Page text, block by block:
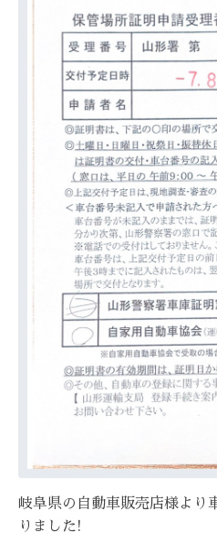
岐阜県の自動車販売店様より
りました!